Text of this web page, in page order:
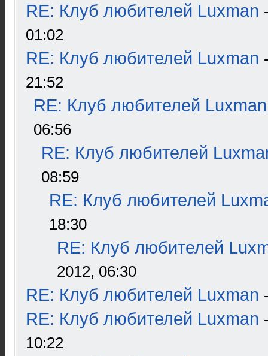
RE: Клуб любителей Luxman
01:02
RE: Клуб любителей Luxman
21:52
RE: Клуб любителей Luxman
06:56
RE: Клуб любителей
08:59
RE: Клуб любителей
18:30
RE: Клуб любителей
2012, 06:30
RE: Клуб любителей Luxman
RE: Клуб любителей Luxman
10:22